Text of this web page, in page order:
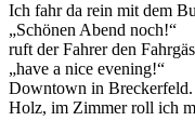
Ich fahr da rein mit dem
„Schönen Abend noch!“
ruft der Fahrer den
„have a nice evening!“
Downtown in Breckerfeld.
Holz, im Zimmer roll ich